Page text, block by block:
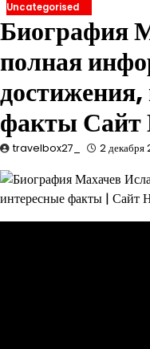
Uncategorised
Биография
полная
факты Сайт
travelbox27_ 2 декабря